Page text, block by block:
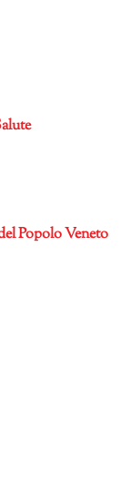
Popolo Veneto